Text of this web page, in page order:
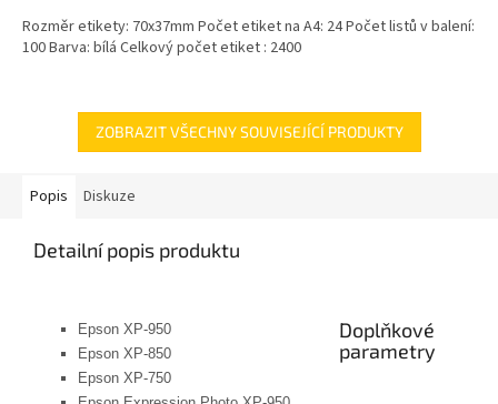
Rozměr etikety: 70x37mm Počet etiket na A4: 24 Počet listů v balení:
100 Barva: bílá Celkový počet etiket : 2400
ZOBRAZIT VŠECHNY SOUVISEJÍCÍ PRODUKTY
Popis Diskuze
Detailní popis produktu
Epson XP-950
Epson XP-850
Epson XP-750
Doplňkové
parametry